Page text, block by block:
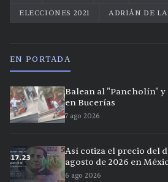
ELECCIONES 2021
ADRIÁN DE
EN PORTADA
Balean al "Pancholín" y
en Bucerías
7 ago 2026
Así cotiza el precio del
agosto de 2026 en
6 ago 2026